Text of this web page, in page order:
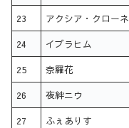
23 アクシア・クローネ
24 イブラヒム
25 奈羅花
26 夜絆ニウ
27 ふぇありす